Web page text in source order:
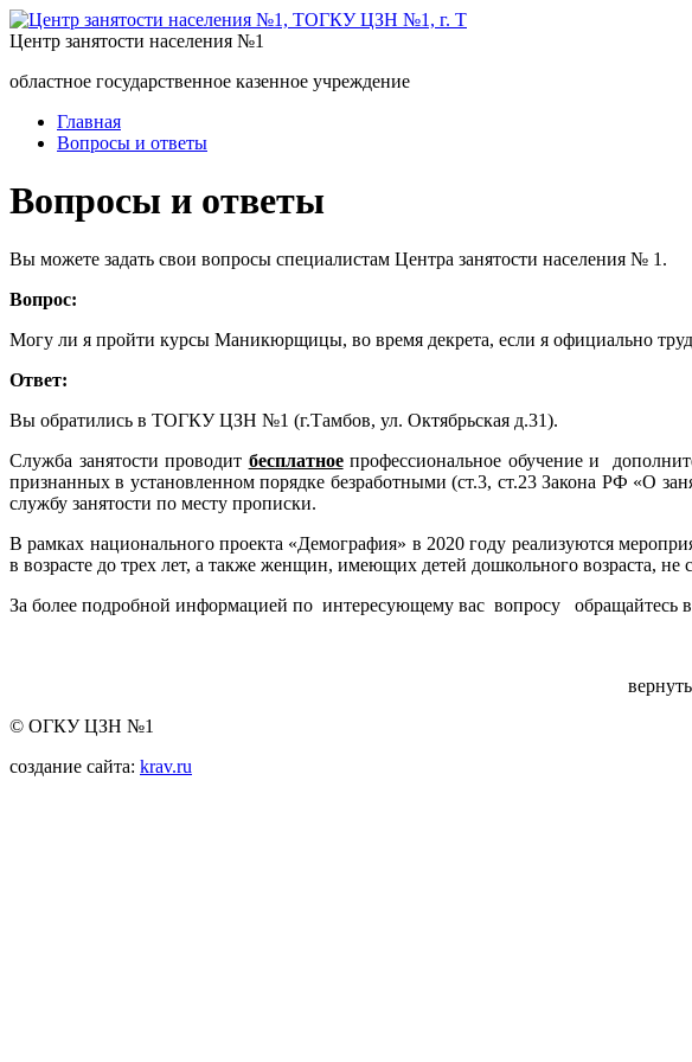
Центр занятости населения №1
областное государственное казенное учреждение
Главная
Вопросы и ответы
Вопросы и ответы
Вы можете задать свои вопросы специалистам Центра занятости населения № 1.
Вопрос:
Могу ли я пройти курсы Маникюрщицы, во время декрета, если я официально
Ответ:
Вы обратились в ТОГКУ ЦЗН №1 (г.Тамбов, ул. Октябрьская д.31).
Служба занятости проводит бесплатное профессиональное обучение и
признанных в установленном порядке безработными (ст.3, ст.23 Закона РФ «О
службу занятости по месту прописки.
В рамках национального проекта «Демография» в 2020 году реализуются
в возрасте до трех лет, а также женщин, имеющих детей дошкольного возраста,
За более подробной информацией по интересующему вас вопросу обращайтесь в
© ОГКУ ЦЗН №1
создание сайта: krav.ru